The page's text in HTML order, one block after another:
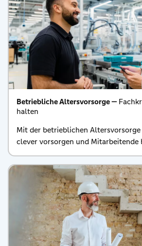
Betriebliche Altersvorsorge —
halten
Mit der betrieblichen
clever vorsorgen und Mitarbeitende